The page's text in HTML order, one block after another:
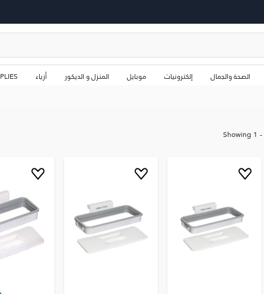
الصحة والجمال إلكترونيات موبايل المنزل و الديكور أزياء
Showing 1 -